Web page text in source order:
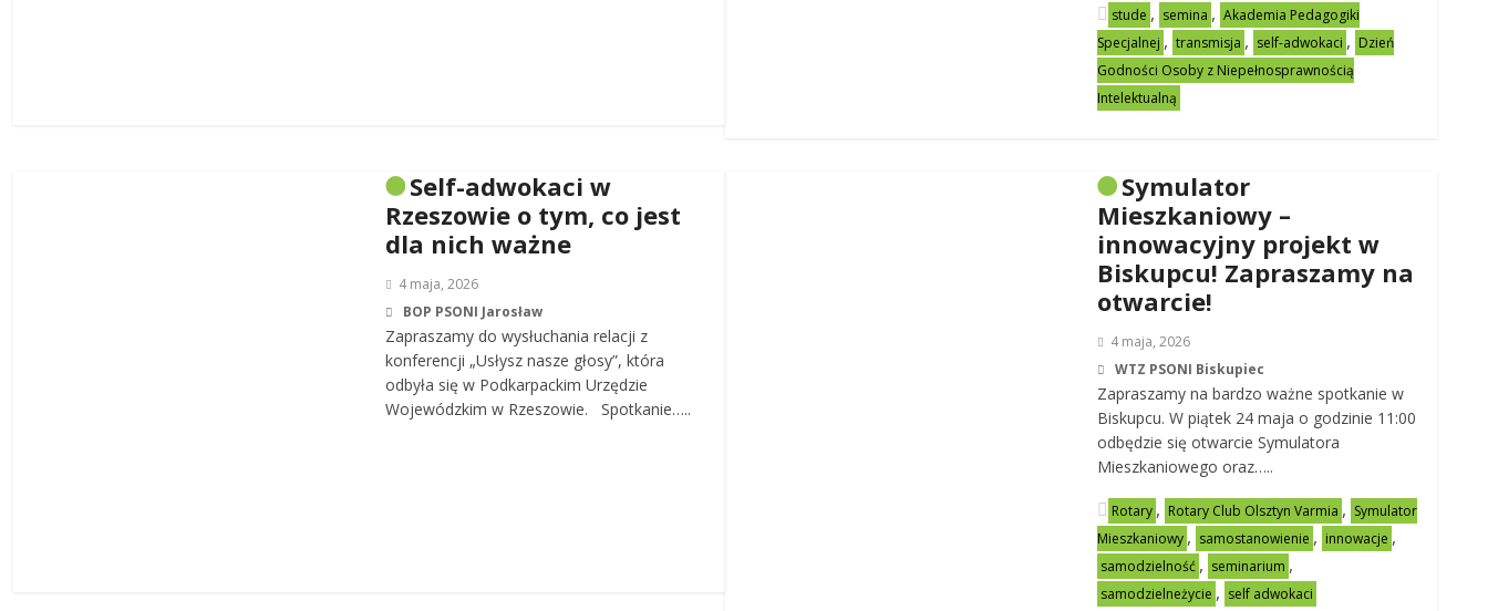
stude , semina , Akademia Pedagogiki
Specjalnej , transmisja , self-adwokaci , Dzień
Godności Osoby z Niepełnosprawnością
Intelektualną
Self-adwokaci w
Rzeszowie o tym, co jest
dla nich ważne
4 maja, 2026
BOP PSONI Jarosław
Zapraszamy do wysłuchania relacji z
konferencji „Usłysz nasze głosy”, która
odbyła się w Podkarpackim Urzędzie
Wojewódzkim w Rzeszowie. Spotkanie…..
Symulator
Mieszkaniowy –
innowacyjny projekt w
Biskupcu! Zapraszamy na
otwarcie!
4 maja, 2026
WTZ PSONI Biskupiec
Zapraszamy na bardzo ważne spotkanie w
Biskupcu. W piątek 24 maja o godzinie 11:00
odbędzie się otwarcie Symulatora
Mieszkaniowego oraz…..
Rotary , Rotary Club Olsztyn Varmia , Symulator
Mieszkaniowy , samostanowienie , innowacje ,
samodzielność , seminarium ,
samodzielneżycie , self adwokaci